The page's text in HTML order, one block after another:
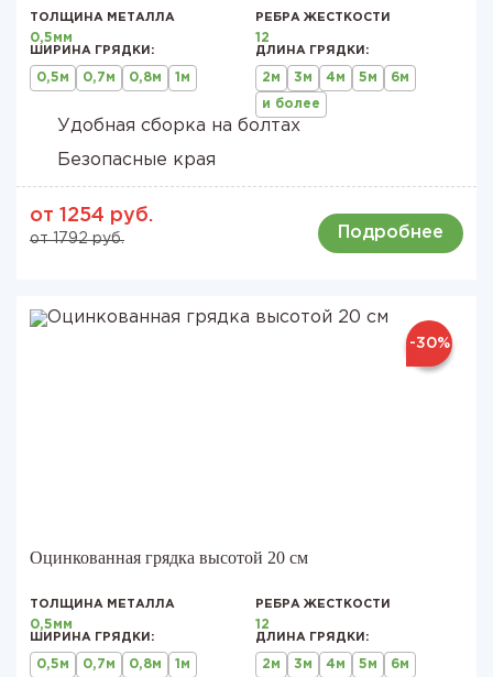
ТОЛЩИНА МЕТАЛЛА
0,5мм
РЕБРА ЖЕСТКОСТИ
12
ШИРИНА ГРЯДКИ:
0,5м 0,7м 0,8м 1м
ДЛИНА ГРЯДКИ:
2м 3м 4м 5м 6м
и более
Удобная сборка на болтах
Безопасные края
от 1254 руб.
от 1792 руб. Подробнее
-30%
Оцинкованная грядка высотой 20 см
ТОЛЩИНА МЕТАЛЛА
0,5мм
РЕБРА ЖЕСТКОСТИ
12
ШИРИНА ГРЯДКИ:
0,5м 0,7м 0,8м 1м
ДЛИНА ГРЯДКИ:
2м 3м 4м 5м 6м